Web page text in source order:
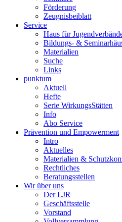
Förderung
Zeugnisbeiblatt
Service
Haus für
Bildungs- &
Materialien
Suche
Links
punktum
Aktuell
Hefte
Serie WirkungsStätten
Info
Abo Service
Prävention und Empowerment
Intro
Aktuelles
Materialien &
Rechtliches
Beratungsstellen
Wir über uns
Der LJR
Geschäftsstelle
Vorstand